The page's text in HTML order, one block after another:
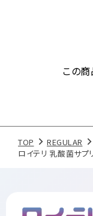
この商
TOP
REGULAR
ロイテリ 乳酸菌サプ